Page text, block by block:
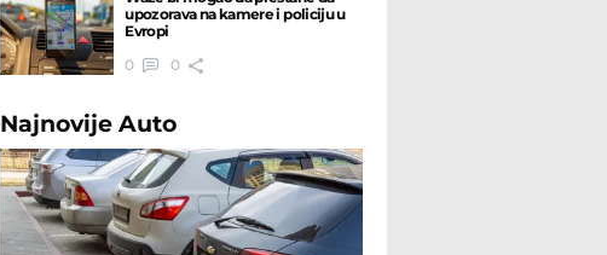
upozorava na kamere i policiju u
Evropi
0
0
NajnovijeAuto